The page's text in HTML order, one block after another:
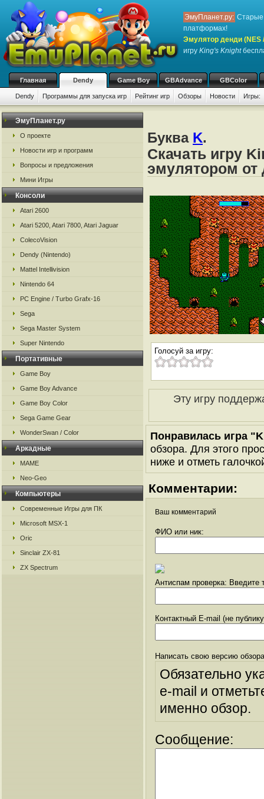
ЭмуПланет.ру: Старые
платформах!
Эмулятор денди (NES
игру King's Knight
Главная Dendy Game Boy GBAdvance GBColor
Dendy Программы для запуска игр Рейтинг игр Обзоры Новости Игры:
ЭмуПланет.ру
О проекте
Новости игр и программ
Вопросы и предложения
Мини Игры
Консоли
Atari 2600
Atari 5200, Atari 7800, Atari Jaguar
ColecoVision
Dendy (Nintendo)
Mattel Intellivision
Nintendo 64
PC Engine / Turbo Grafx-16
Sega
Sega Master System
Super Nintendo
Портативные
Game Boy
Game Boy Advance
Game Boy Color
Sega Game Gear
WonderSwan / Color
Аркадные
MAME
Neo-Geo
Компьютеры
Современные Игры для ПК
Microsoft MSX-1
Oric
Sinclair ZX-81
ZX Spectrum
Буква K.
Скачать игру
эмулятором от
Голосуй за игру:
Эту игру
Понравилась игра
обзора. Для этого
ниже и отметь
Комментарии:
Ваш комментарий
ФИО или ник:
Антиспам проверка: Введите
Контактный E-mail (не
Написать свою версию
Обязательно
e-mail и
именно обзор.
Сообщение: